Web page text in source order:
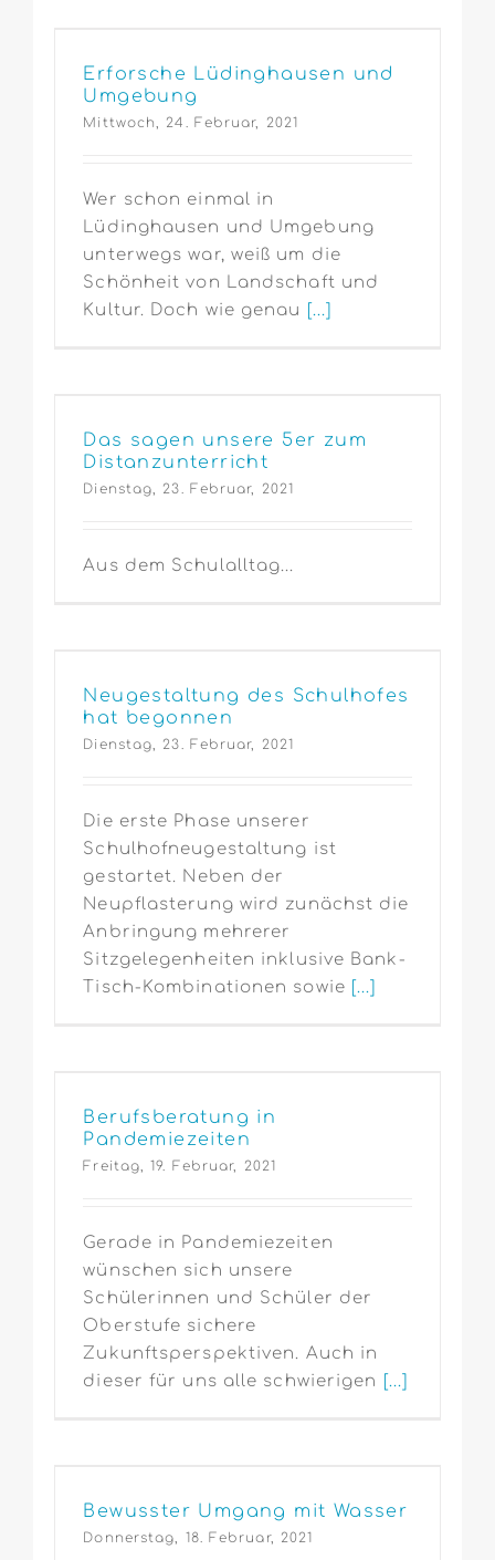
Erforsche Lüdinghausen und
Umgebung
Mittwoch, 24. Februar, 2021
Wer schon einmal in
Lüdinghausen und Umgebung
unterwegs war, weiß um die
Schönheit von Landschaft und
Kultur. Doch wie genau [...]
Das sagen unsere 5er zum
Distanzunterricht
Dienstag, 23. Februar, 2021
Aus dem Schulalltag...
Neugestaltung des Schulhofes
hat begonnen
Dienstag, 23. Februar, 2021
Die erste Phase unserer
Schulhofneugestaltung ist
gestartet. Neben der
Neupflasterung wird zunächst die
Anbringung mehrerer
Sitzgelegenheiten inklusive Bank-
Tisch-Kombinationen sowie [...]
Berufsberatung in
Pandemiezeiten
Freitag, 19. Februar, 2021
Gerade in Pandemiezeiten
wünschen sich unsere
Schülerinnen und Schüler der
Oberstufe sichere
Zukunftsperspektiven. Auch in
dieser für uns alle schwierigen [...]
Bewusster Umgang mit Wasser
Donnerstag, 18. Februar, 2021